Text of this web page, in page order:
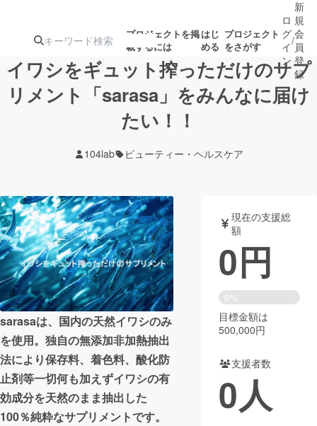
プロジェクトを掲
載するには
はじ
める
プロジェクト
をさがす
注目の新着プロ 募集終了が近いプ
テクノロジー・ガジェット
映像・映画 書籍・雑誌
ビジネス・起業 チャレンジ
まちづくり・地域活性化
CAMPFIRE for Social Good
CAMPFIRE Creation
CAMPFIREふるさと納税
コミュニティ
ロ
グ
イ
ン
/
新
規
会
員
登
録
イワシをギュット搾っただけのサプ
リメント「sarasa」をみんなに届け
たい！！
104lab ビューティー・ヘルスケア
sarasaは、国内の天然イワシのみ
を使用。独自の無添加非加熱抽出
法により保存料、着色料、酸化防
止剤等一切何も加えずイワシの有
効成分を天然のまま抽出した
100％純粋なサプリメントです。
現在の支援総
額
0円
0%
目標金額は
500,000円
支援者数
0人